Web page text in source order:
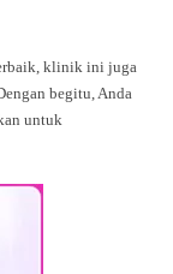
klinik ini juga
begitu, Anda
untuk